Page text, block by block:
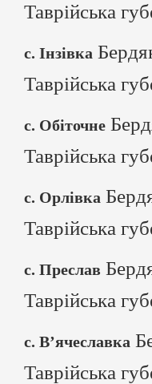
Таврійська
с. Інзівка
Таврійська
с. Обіточне
Таврійська
с. Орлівка
Таврійська
с. Преслав
Таврійська
с. В’ячеславка
Таврійська